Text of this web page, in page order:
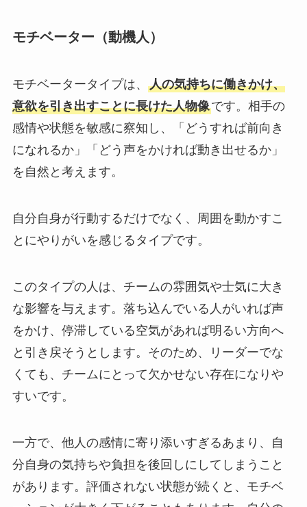
モチベーター（動機人）
モチベータータイプは、 人の気持ちに働きかけ、
意欲を引き出すことに長けた人物像です。相手の
感情や状態を敏感に察知し、「どうすれば前向き
になれるか」「どう声をかければ動き出せるか」
を自然と考えます。
自分自身が行動するだけでなく、周囲を動かすこ
とにやりがいを感じるタイプです。
このタイプの人は、チームの雰囲気や士気に大き
な影響を与えます。落ち込んでいる人がいれば声
をかけ、停滞している空気があれば明るい方向へ
と引き戻そうとします。そのため、リーダーでな
くても、チームにとって欠かせない存在になりや
すいです。
一方で、他人の感情に寄り添いすぎるあまり、自
分自身の気持ちや負担を後回しにしてしまうこと
があります。評価されない状態が続くと、モチベ